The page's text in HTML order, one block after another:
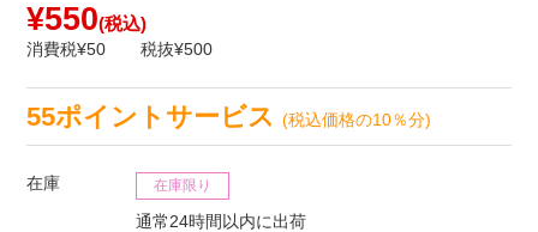
¥550(税込)
消費税¥50 税抜¥500
55ポイントサービス(税込価格の10％分)
在庫 在庫限り
通常24時間以内に出荷